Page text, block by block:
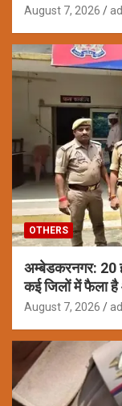
August 7, 2026
OTHERS
अम्बेडकरनगर: 20
कई जिलों में फैला
August 7, 2026